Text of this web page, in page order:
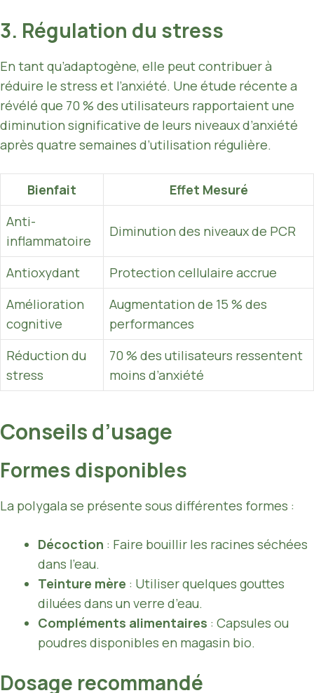
3. Régulation du stress
En tant qu’adaptogène, elle peut contribuer à
réduire le stress et l’anxiété. Une étude récente a
révélé que 70 % des utilisateurs rapportaient une
diminution significative de leurs niveaux d’anxiété
après quatre semaines d’utilisation régulière.
Bienfait
Effet Mesuré
Anti-
inflammatoire
Diminution des niveaux de PCR
Antioxydant
Protection cellulaire accrue
Amélioration
cognitive
Augmentation de 15 % des
performances
Réduction du
stress
70 % des utilisateurs ressentent
moins d’anxiété
Conseils d’usage
Formes disponibles
La polygala se présente sous différentes formes :
Décoction : Faire bouillir les racines séchées
dans l’eau.
Teinture mère : Utiliser quelques gouttes
diluées dans un verre d’eau.
Compléments alimentaires : Capsules ou
poudres disponibles en magasin bio.
Dosage recommandé